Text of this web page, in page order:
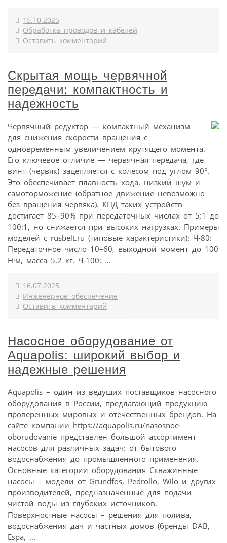
15.10.2025
Обработка проводов и кабелей
Оставить комментарий
Скрытая мощь червячной
передачи: компактность и
надежность
Червячный редуктор — компактный механизм
для снижения скорости вращения с
одновременным увеличением крутящего момента.
Его ключевое отличие — червячная передача, где
винт (червяк) зацепляется с колесом под углом 90°.
Это обеспечивает плавность хода, низкий шум и
самоторможение (обратное движение невозможно
без вращения червяка). КПД таких устройств
достигает 85–90% при передаточных числах от 5:1 до
100:1, но снижается при высоких нагрузках. Примеры
моделей с rusbelt.ru (типовые характеристики): Ч-80:
Передаточное число 10–60, выходной момент до 100
Н·м, масса 5,2 кг. Ч-100: ...
16.07.2025
Инженерное обеспечение
Оставить комментарий
Насосное оборудование от
Aquapolis: широкий выбор и
надежные решения
Aquapolis – один из ведущих поставщиков насосного
оборудования в России, предлагающий продукцию
проверенных мировых и отечественных брендов. На
сайте компании https://aquapolis.ru/nasosnoe-
oborudovanie представлен большой ассортимент
насосов для различных задач: от бытового
водоснабжения до промышленного применения.
Основные категории оборудования Скважинные
насосы – модели от Grundfos, Pedrollo, Wilo и других
производителей, предназначенные для подачи
чистой воды из глубоких источников.
Поверхностные насосы – решения для полива,
водоснабжения дач и частных домов (бренды DAB,
Espa, ...